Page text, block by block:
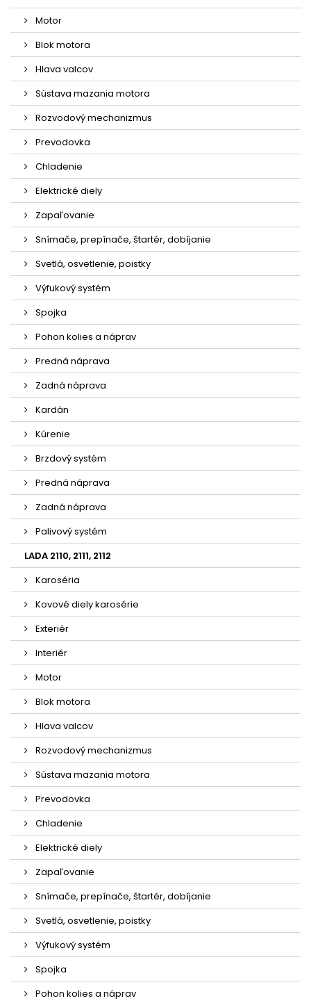
Motor
Blok motora
Hlava valcov
Sústava mazania motora
Rozvodový mechanizmus
Prevodovka
Chladenie
Elektrické diely
Zapaľovanie
Snímače, prepínače, štartér, dobíjanie
Svetlá, osvetlenie, poistky
Výfukový systém
Spojka
Pohon kolies a náprav
Predná náprava
Zadná náprava
Kardán
Kúrenie
Brzdový systém
Predná náprava
Zadná náprava
Palivový systém
LADA 2110, 2111, 2112
Karoséria
Kovové diely karosérie
Exteriér
Interiér
Motor
Blok motora
Hlava valcov
Rozvodový mechanizmus
Sústava mazania motora
Prevodovka
Chladenie
Elektrické diely
Zapaľovanie
Snímače, prepínače, štartér, dobíjanie
Svetlá, osvetlenie, poistky
Výfukový systém
Spojka
Pohon kolies a náprav